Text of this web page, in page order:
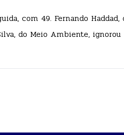
com 49. Fernando Haddad,
do Meio Ambiente,